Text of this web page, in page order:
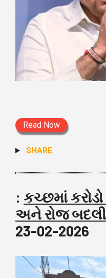
Read Now
SHARE
: કચ્છમાં
અને રોજ બદલી
23-02-2026